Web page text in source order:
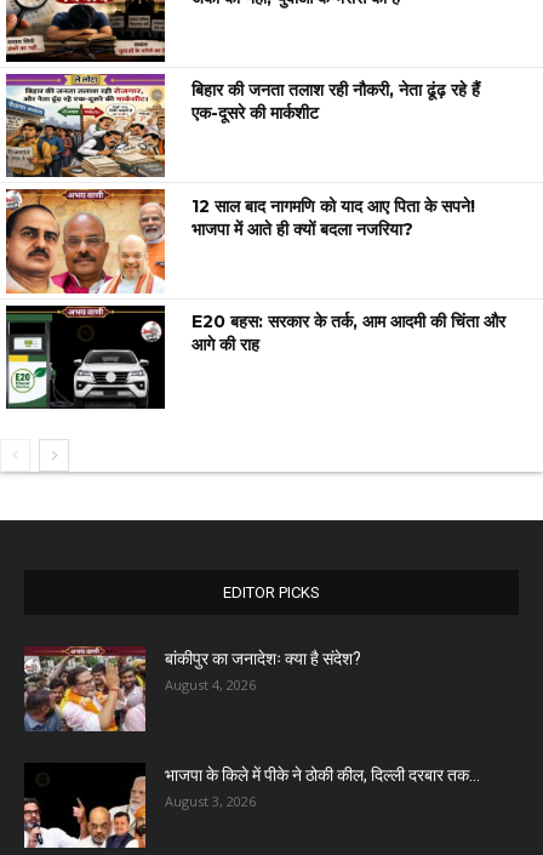
बिहार की जनता तलाश रही नौकरी, नेता ढूंढ़ रहे हैं
एक-दूसरे की मार्कशीट
12 साल बाद नागमणि को याद आए पिता के सपने!
भाजपा में आते ही क्यों बदला नजरिया?
E20 बहस: सरकार के तर्क, आम आदमी की चिंता और
आगे की राह
EDITOR PICKS
बांकीपुर का जनादेशः क्या है संदेश?
August 4, 2026
भाजपा के किले में पीके ने ठोकी कील, दिल्ली दरबार तक...
August 3, 2026